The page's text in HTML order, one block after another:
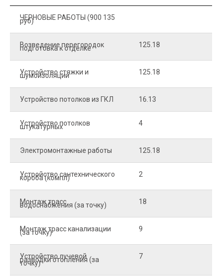
ЧЕРНОВЫЕ РАБОТЫ (900 135
руб)
Возведение перегородок
подготовка к отделке 125.18
Устройство стяжки и
шумоизоляции 125.18
Устройство потолков из ГКЛ 16.13
Устройство потолков
штукатурных 4
Электромонтажные работы 125.18
Устройство сантехнического
короба (компл) 2
Монтаж трасс
водоснабжения (за точку) 18
Монтаж трасс канализации
(за точку) 9
Устройство лучевой
разводки отопления (за
точку)
7